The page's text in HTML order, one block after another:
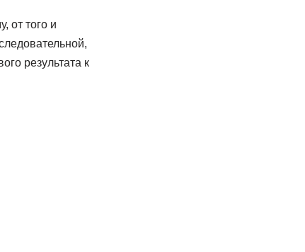
от того и
результата к